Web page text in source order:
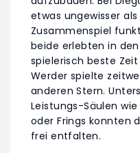
etwas ungewisser
Zusammenspiel
beide erlebten in
spielerisch beste Zeit
Werder spielte
anderen Stern.
Leistungs-Säulen wie
oder Frings konnten
frei entfalten.